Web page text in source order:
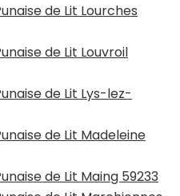
de Lit Lourches
de Lit Louvroil
de Lit Lys-lez-
de Lit Madeleine
de Lit Maing 59233